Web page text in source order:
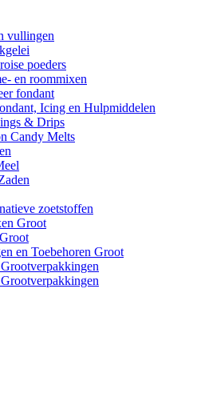
vullingen
poeders
en roommixen
fondant
Icing en Hulpmiddelen
& Drips
Candy Melts
zoetstoffen
Groot
en Toebehoren Groot